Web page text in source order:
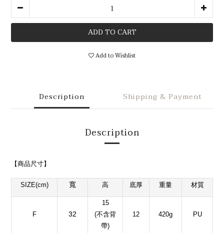
ADD TO CART
Add to Wishlist
Description Shipping & Payment
Description
【商品尺寸】
SIZE(cm) 寬 高 底厚 重量 材質
F 32
15
(不含背
帶)
12 420g PU